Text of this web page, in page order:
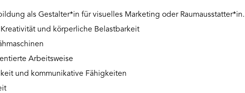
als Gestalter*in für visuelles Marketing oder Raumausstatter*in.
und körperliche Belastbarkeit
Arbeitsweise
und kommunikative Fähigkeiten